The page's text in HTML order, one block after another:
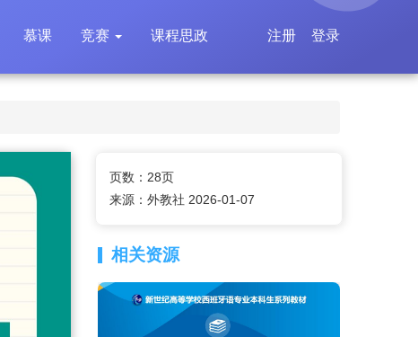
慕课 竞赛 课程思政 登录
注册
页数：28页
来源：外教社 2026-01-07
相关资源